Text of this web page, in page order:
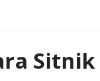
Sitnik